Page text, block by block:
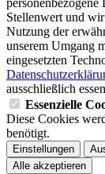
personenbezogene
Stellenwert und
Nutzung der
unserem Umgang
eingesetzten
ausschließlich
Essenzielle
Diese Cookies
benötigt.
Einstellungen
Alle akzeptieren